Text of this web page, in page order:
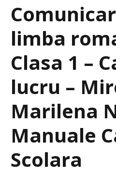
limba
Clasa 1 –
lucru –
Marilena
Manuale
Scolara